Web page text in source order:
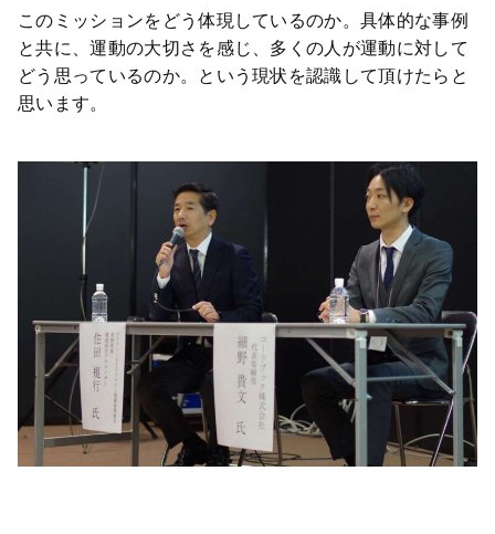
このミッションをどう体現しているのか。具体的な事例
と共に、運動の大切さを感じ、多くの人が運動に対して
どう思っているのか。という現状を認識して頂けたらと
思います。